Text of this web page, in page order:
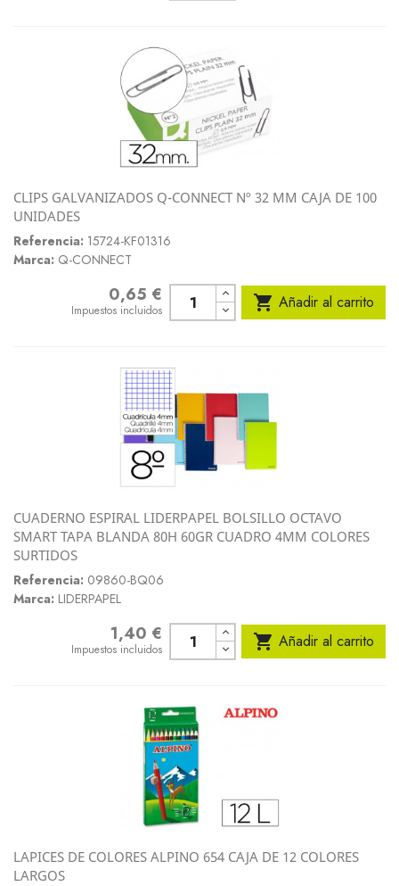
CLIPS GALVANIZADOS Q-CONNECT Nº 32 MM CAJA DE 100
UNIDADES
Referencia: 15724-KF01316
Marca: Q-CONNECT
0,65 €
Impuestos incluidos  Añadir al carrito
CUADERNO ESPIRAL LIDERPAPEL BOLSILLO OCTAVO
SMART TAPA BLANDA 80H 60GR CUADRO 4MM COLORES
SURTIDOS
Referencia: 09860-BQ06
Marca: LIDERPAPEL
1,40 €
Impuestos incluidos  Añadir al carrito
LAPICES DE COLORES ALPINO 654 CAJA DE 12 COLORES
LARGOS